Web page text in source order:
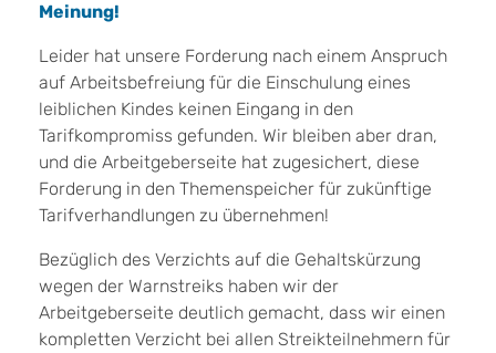
Meinung!
Leider hat unsere Forderung nach einem Anspruch
auf Arbeitsbefreiung für die Einschulung eines
leiblichen Kindes keinen Eingang in den
Tarifkompromiss gefunden. Wir bleiben aber dran,
und die Arbeitgeberseite hat zugesichert, diese
Forderung in den Themenspeicher für zukünftige
Tarifverhandlungen zu übernehmen!
Bezüglich des Verzichts auf die Gehaltskürzung
wegen der Warnstreiks haben wir der
Arbeitgeberseite deutlich gemacht, dass wir einen
kompletten Verzicht bei allen Streikteilnehmern für